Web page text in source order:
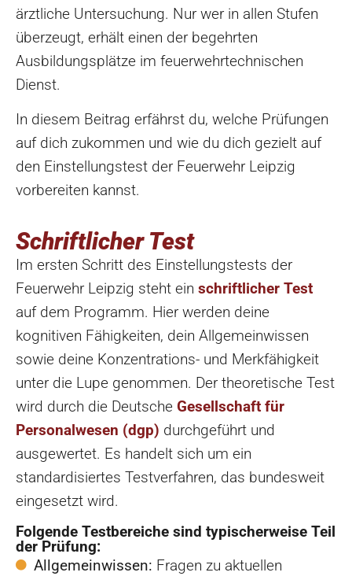
ärztliche Untersuchung. Nur wer in allen Stufen
überzeugt, erhält einen der begehrten
Ausbildungsplätze im feuerwehrtechnischen
Dienst.
In diesem Beitrag erfährst du, welche Prüfungen
auf dich zukommen und wie du dich gezielt auf
den Einstellungstest der Feuerwehr Leipzig
vorbereiten kannst.
Schriftlicher Test
Im ersten Schritt des Einstellungstests der
Feuerwehr Leipzig steht ein schriftlicher Test
auf dem Programm. Hier werden deine
kognitiven Fähigkeiten, dein Allgemeinwissen
sowie deine Konzentrations- und Merkfähigkeit
unter die Lupe genommen. Der theoretische Test
wird durch die Deutsche Gesellschaft für
Personalwesen (dgp) durchgeführt und
ausgewertet. Es handelt sich um ein
standardisiertes Testverfahren, das bundesweit
eingesetzt wird.
Folgende Testbereiche sind typischerweise Teil
der Prüfung:
Allgemeinwissen: Fragen zu aktuellen